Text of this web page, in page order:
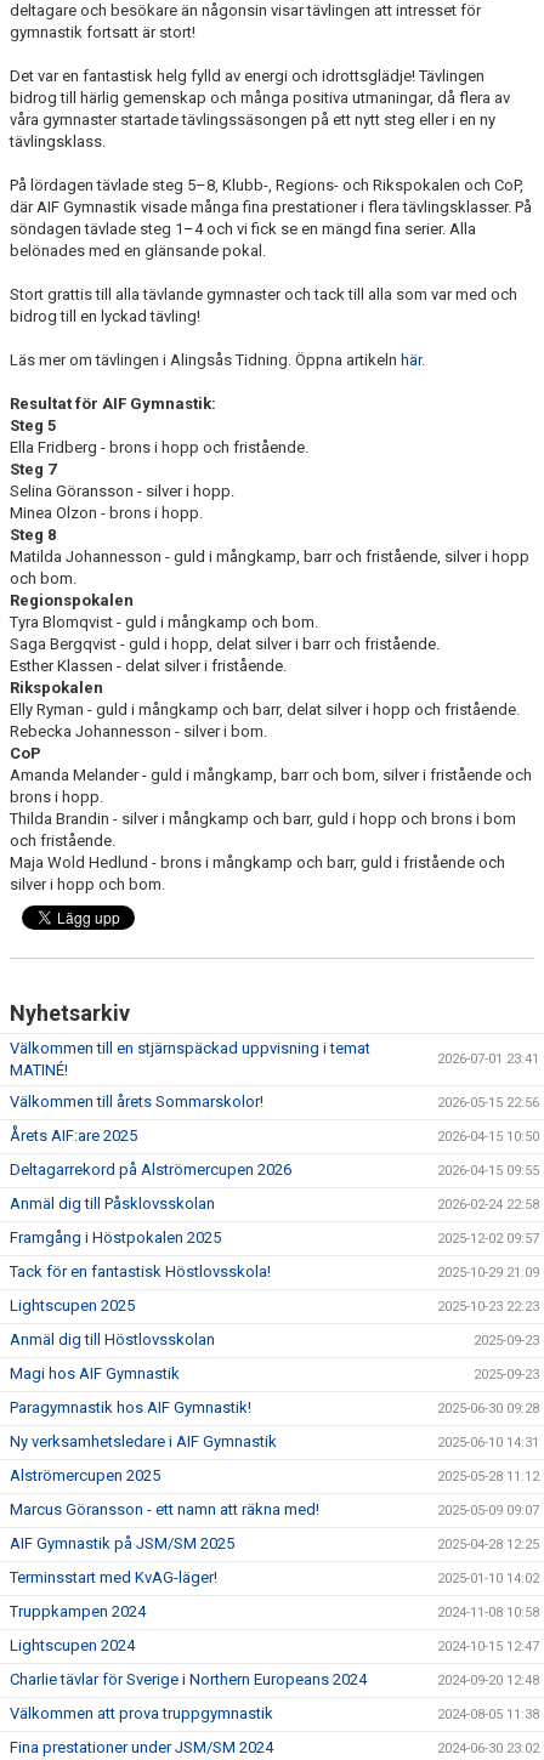
deltagare och besökare än någonsin visar tävlingen att intresset för
gymnastik fortsatt är stort!
Det var en fantastisk helg fylld av energi och idrottsglädje! Tävlingen
bidrog till härlig gemenskap och många positiva utmaningar, då flera av
våra gymnaster startade tävlingssäsongen på ett nytt steg eller i en ny
tävlingsklass.
På lördagen tävlade steg 5–8, Klubb-, Regions- och Rikspokalen och CoP,
där AIF Gymnastik visade många fina prestationer i flera tävlingsklasser. På
söndagen tävlade steg 1–4 och vi fick se en mängd fina serier. Alla
belönades med en glänsande pokal.
Stort grattis till alla tävlande gymnaster och tack till alla som var med och
bidrog till en lyckad tävling!
Läs mer om tävlingen i Alingsås Tidning. Öppna artikeln här.
Resultat för AIF Gymnastik:
Steg 5
Ella Fridberg - brons i hopp och fristående.
Steg 7
Selina Göransson - silver i hopp.
Minea Olzon - brons i hopp.
Steg 8
Matilda Johannesson - guld i mångkamp, barr och fristående, silver i hopp
och bom.
Regionspokalen
Tyra Blomqvist - guld i mångkamp och bom.
Saga Bergqvist - guld i hopp, delat silver i barr och fristående.
Esther Klassen - delat silver i fristående.
Rikspokalen
Elly Ryman - guld i mångkamp och barr, delat silver i hopp och fristående.
Rebecka Johannesson - silver i bom.
CoP
Amanda Melander - guld i mångkamp, barr och bom, silver i fristående och
brons i hopp.
Thilda Brandin - silver i mångkamp och barr, guld i hopp och brons i bom
och fristående.
Maja Wold Hedlund - brons i mångkamp och barr, guld i fristående och
silver i hopp och bom.
Nyhetsarkiv
Välkommen till en stjärnspäckad uppvisning i temat
MATINÉ!
2026-07-01 23:41
Välkommen till årets Sommarskolor! 2026-05-15 22:56
Årets AIF:are 2025 2026-04-15 10:50
Deltagarrekord på Alströmercupen 2026 2026-04-15 09:55
Anmäl dig till Påsklovsskolan 2026-02-24 22:58
Framgång i Höstpokalen 2025 2025-12-02 09:57
Tack för en fantastisk Höstlovsskola! 2025-10-29 21:09
Lightscupen 2025 2025-10-23 22:23
Anmäl dig till Höstlovsskolan 2025-09-23
Magi hos AIF Gymnastik 2025-09-23
Paragymnastik hos AIF Gymnastik! 2025-06-30 09:28
Ny verksamhetsledare i AIF Gymnastik 2025-06-10 14:31
Alströmercupen 2025 2025-05-28 11:12
Marcus Göransson - ett namn att räkna med! 2025-05-09 09:07
AIF Gymnastik på JSM/SM 2025 2025-04-28 12:25
Terminsstart med KvAG-läger! 2025-01-10 14:02
Truppkampen 2024 2024-11-08 10:58
Lightscupen 2024 2024-10-15 12:47
Charlie tävlar för Sverige i Northern Europeans 2024 2024-09-20 12:48
Välkommen att prova truppgymnastik 2024-08-05 11:38
Fina prestationer under JSM/SM 2024 2024-06-30 23:02